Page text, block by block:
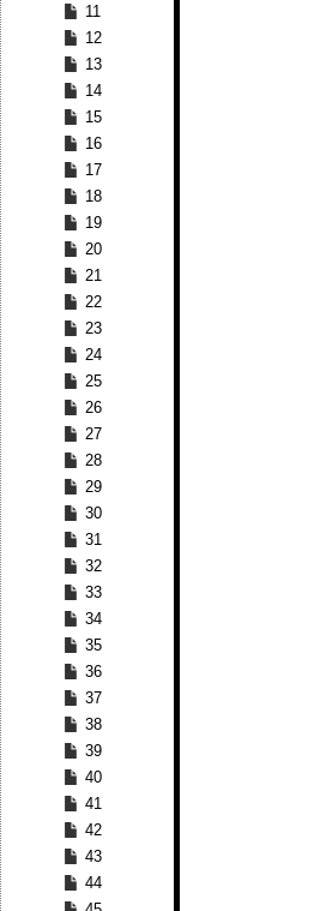
11
12
13
14
15
16
17
18
19
20
21
22
23
24
25
26
27
28
29
30
31
32
33
34
35
36
37
38
39
40
41
42
43
44